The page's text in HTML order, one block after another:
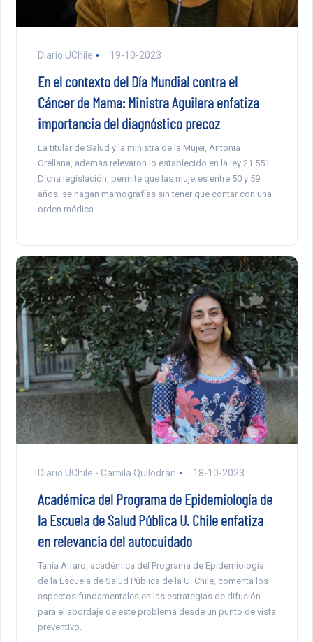
Diario UChile 19-10-2023
En el contexto del Día Mundial contra el
Cáncer de Mama: Ministra Aguilera enfatiza
importancia del diagnóstico precoz
La titular de Salud y la ministra de la Mujer, Antonia
Orellana, además relevaron lo establecido en la ley 21.551.
Dicha legislación, permite que las mujeres entre 50 y 59
años, se hagan mamografías sin tener que contar con una
orden médica.
Diario UChile - Camila Quilodrán 18-10-2023
Académica del Programa de Epidemiología de
la Escuela de Salud Pública U. Chile enfatiza
en relevancia del autocuidado
Tania Alfaro, académica del Programa de Epidemiología
de la Escuela de Salud Pública de la U. Chile, comenta los
aspectos fundamentales en las estrategias de difusión
para el abordaje de este problema desde un punto de vista
preventivo.